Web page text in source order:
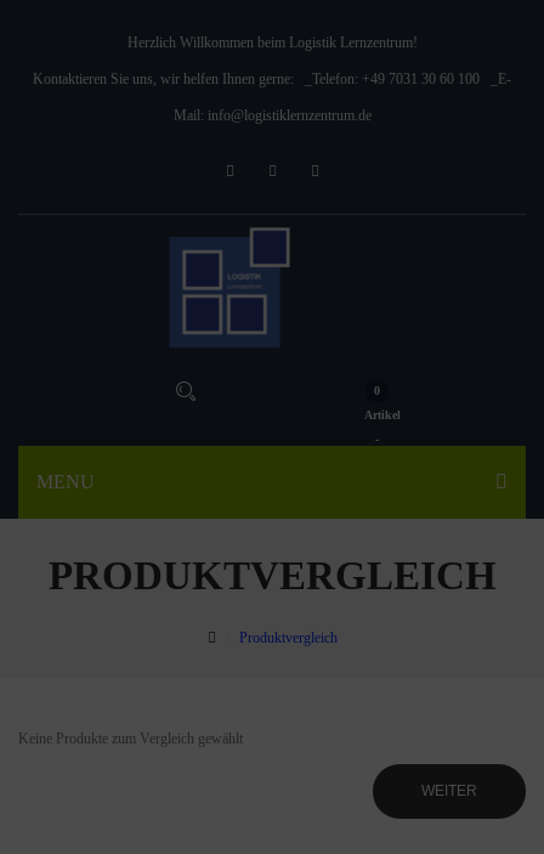
Herzlich Willkommen beim Logistik Lernzentrum!
Kontaktieren Sie uns, wir helfen Ihnen gerne: _Telefon: +49 7031 30 60 100 _E-
Mail: info@logistiklernzentrum.de
MENU
0
Artikel
-
PRODUKTVERGLEICH
Produktvergleich
Keine Produkte zum Vergleich gewählt
WEITER